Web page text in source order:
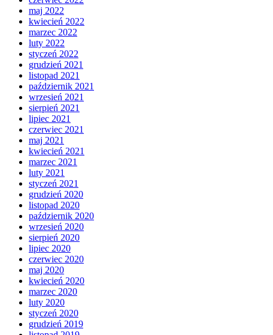
maj 2022
kwiecień 2022
marzec 2022
luty 2022
styczeń 2022
grudzień 2021
listopad 2021
październik 2021
wrzesień 2021
sierpień 2021
lipiec 2021
czerwiec 2021
maj 2021
kwiecień 2021
marzec 2021
luty 2021
styczeń 2021
grudzień 2020
listopad 2020
październik 2020
wrzesień 2020
sierpień 2020
lipiec 2020
czerwiec 2020
maj 2020
kwiecień 2020
marzec 2020
luty 2020
styczeń 2020
grudzień 2019